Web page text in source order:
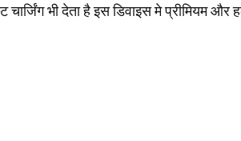
देता है इस डिवाइस मे प्रीमियम और